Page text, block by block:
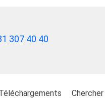
307 40 40
Chercher